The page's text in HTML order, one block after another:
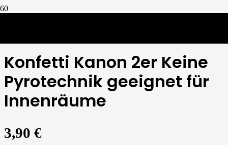
Konfetti Kanon 2er Keine
Pyrotechnik geeignet für
Innenräume
3,90 €